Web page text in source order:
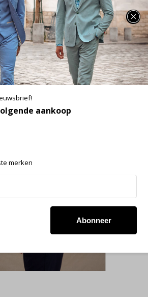
50% korting op heel veel zomerse items!
Polo Art Nouveau Thyme
aankoop
merken
Abonneer